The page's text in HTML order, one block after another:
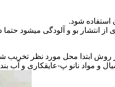
استفاده شود.
انتشار بو و آلودگی میشود
روش ابتدا محل مورد نظر
نانو پ-عایقکاری و آب بندی